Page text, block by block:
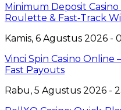
Minimum Deposit
Roulette & Fast‑Track
Kamis, 6 Agustus 2026 -
Vinci Spin Casino Online
Fast Payouts
Rabu, 5 Agustus 2026 -